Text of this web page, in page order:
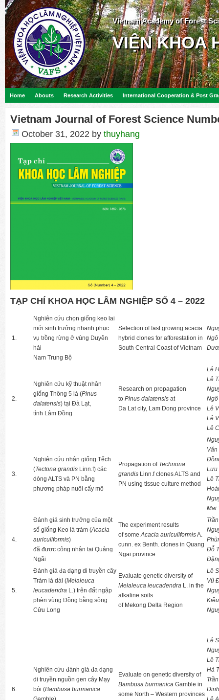
Vietnam Academy of Forest
VIỆN KHOA
Home Abouts Research Activities International Cooperation & Post
Vietnam Journal of Forest Science
October 31, 2022 by thuyhang
TẠP CHÍ KHOA HỌC LÂM NGHIỆP SỐ 4 – 2022
1.
Nghiên cứu chọn giống keo lai
mới sinh trưởng nhanh phục
vụ trồng rừng ở vùng Duyên
hải
Nam Trung Bộ
Selection of fast growing acacia
hybrid clones for afforestation in
South Central Coast of Vietnam
2.
Nghiên cứu kỹ thuật nhân
giống Thông 5 lá (Pinus
dalatensis) tại Đà Lạt,
tỉnh Lâm Đồng
Research on propagation
to Pinus dalatensis at
Da Lat city, Lam Dong province
Lê
Lê
Ngô
Lê
Lê
Lê
3.
Nghiên cứu nhân giống Tếch
(Tectona grandis Linn.f) các
dòng ALTS và PN bằng
phương pháp nuôi cấy mô
Propagation of Technona
grandis Linn.f clones ALTS and
PN using tissue culture method
Văn
Lưu
Lê
Mai
4.
Đánh giá sinh trưởng của một
số giống Keo lá tràm (Acacia
auriculiformis)
đã được công nhận tại Quảng
Ngãi
The experiment results
of someAcacia auriculiformisA.
cunn. ex Benth. clones in Quang
Ngai province
Đỗ
5.
Đánh giá đa dạng di truyền cây
Tràm lá dài (Melaleuca
leucadendra L.) trên đất ngập
phèn vùng Đồng bằng sông
Cửu Long
Evaluate genetic diversity of
Melaleuca leucadendra L. in the
alkaline soils
of Mekong Delta Region
Lê
Vũ
6.
Nghiên cứu đánh giá đa dạng
di truyền nguồn gen cây Mạy
bói (Bambusa burmanica
Evaluate on genetic diversity of
Bambusa burmanica Gamble in
some North – Western provinces
Lê
Lê
Hà